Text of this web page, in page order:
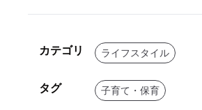
カテゴリ ライフスタイル
タグ 子育て・保育